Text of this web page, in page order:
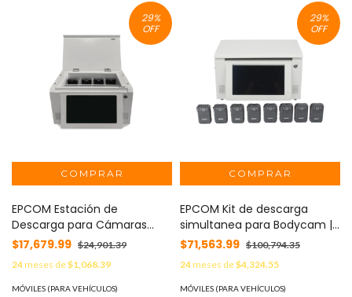
/ Facil instalacion MOD:
29%
OFF
EPCOM Estación de
Descarga para Cámaras
Corporales | 8 Canales de
Conexión | Descarga
Simultanea | Pantalla Táctil |
Almacenamiento Hasta 12TB
$17,679.99 $24,901.39
24meses de$1,068.39
MÓVILES (PARA VEHÍCULOS)
29%
OFF
EPCOM Kit de descarga
simultanea para Bodycam |
Estación de descarga
XMRA8R3 | 8 X Bodycam
XMRR3 MOD: XMRA8R3KIT
$71,563.99 $100,794.35
24meses de$4,324.55
MÓVILES (PARA VEHÍCULOS)